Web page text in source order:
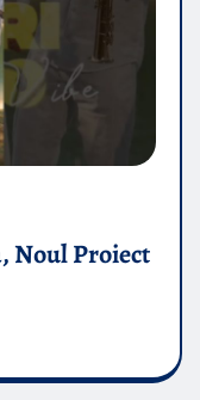
Noul Proiect